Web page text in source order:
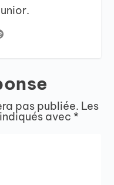
pas publiée. Les
avec *